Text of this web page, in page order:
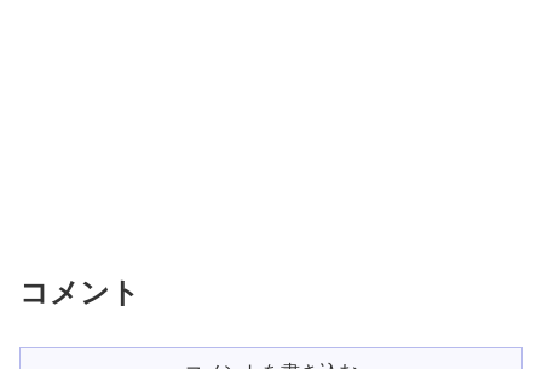
コメント